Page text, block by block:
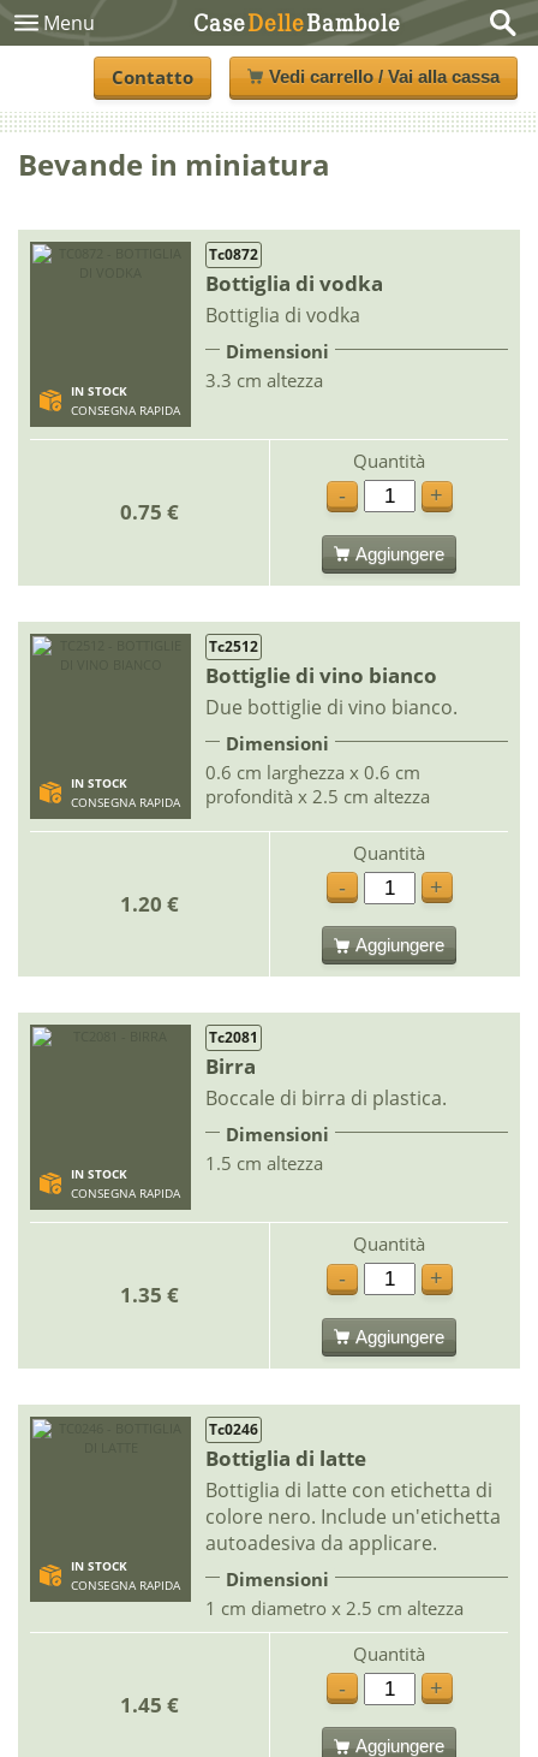
Menu CaseDelleBambole
Contatto Vedi carrello / Vai alla cassa
Bevande in miniatura
IN STOCK
CONSEGNA RAPIDA
Tc0872
Bottiglia di vodka
Bottiglia di vodka
Dimensioni
3.3 cm altezza
0.75 €
Quantità
-
+
Aggiungere
IN STOCK
CONSEGNA RAPIDA
Tc2512
Bottiglie di vino bianco
Due bottiglie di vino bianco.
Dimensioni
0.6 cm larghezza x 0.6 cm
profondità x 2.5 cm altezza
1.20 €
Quantità
-
+
Aggiungere
IN STOCK
CONSEGNA RAPIDA
Tc2081
Birra
Boccale di birra di plastica.
Dimensioni
1.5 cm altezza
1.35 €
Quantità
-
+
Aggiungere
IN STOCK
CONSEGNA RAPIDA
Tc0246
Bottiglia di latte
Bottiglia di latte con etichetta di
colore nero. Include un'etichetta
autoadesiva da applicare.
Dimensioni
1 cm diametro x 2.5 cm altezza
1.45 €
Quantità
-
+
Aggiungere